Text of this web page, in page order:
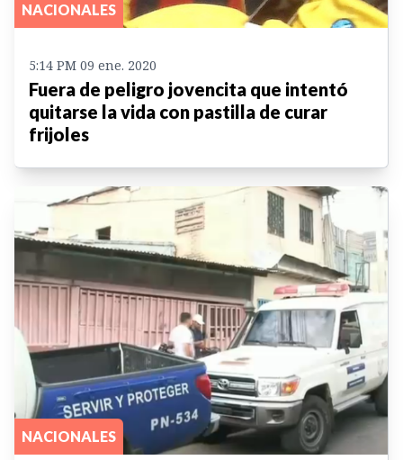
NACIONALES
5:14 PM 09 ene. 2020
Fuera de peligro jovencita que intentó
quitarse la vida con pastilla de curar
frijoles
NACIONALES